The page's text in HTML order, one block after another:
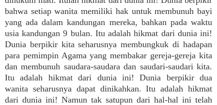
bahwa setiap wanita memiliki hak untuk membunuh bayi
yang ada dalam kandungan mereka, bahkan pada waktu
usia kandungan 9 bulan. Itu adalah hikmat dari dunia ini!
Dunia berpikir kita seharusnya membungkuk di hadapan
para pemimpin Agama yang membakar gereja-gereja kita
dan membunuh saudara-saudara dan saudari-saudari kita.
Itu adalah hikmat dari dunia ini! Dunia berpikir dua
wanita seharusnya dapat dinikahkan. Itu adalah hikmat
dari dunia ini! Namun tak satupun dari hal-hal ini telah